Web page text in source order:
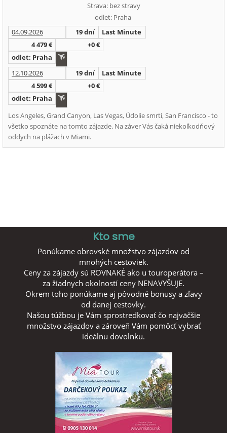
Strava: bez stravy
odlet: Praha
04.09.2026
19 dní
Last Minute
4 479 €
+0 €
odlet: Praha
12.10.2026
19 dní
Last Minute
4 599 €
+0 €
odlet: Praha
Los Angeles, Grand Canyon, Las Vegas, Údolie smrti, San Francisco - to
všetko spoznáte na tomto zájazde. Na záver Vás čaká niekoľkodňový
oddych na plážach v Miami.
Kto sme
Ponúkame obrovské množstvo zájazdov od
mnohých cestoviek.
Ceny za zájazdy sú ROVNAKÉ ako u touroperátora –
za žiadnych okolností ceny NENAVYŠUJE.
Okrem toho ponúkame aj pôvodné bonusy a zľavy
od danej cestovky.
Našou túžbou je Vám sprostredkovať čo najväčšie
množstvo zájazdov a zároveň Vám pomôcť vybrať
ideálnu dovolnku.